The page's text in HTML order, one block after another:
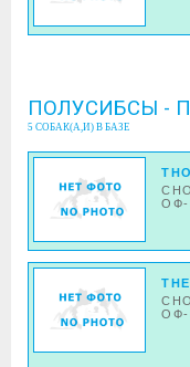
ПОЛУСИБСЫ -
5 СОБАК(А,И) В БАЗЕ